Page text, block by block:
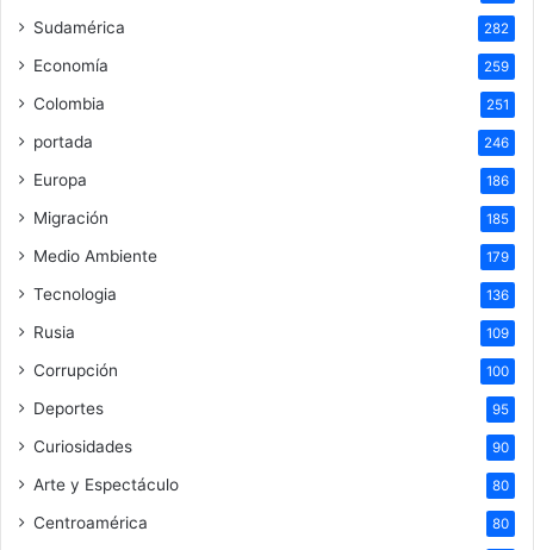
Sudamérica 282
Economía 259
Colombia 251
portada 246
Europa 186
Migración 185
Medio Ambiente 179
Tecnologia 136
Rusia 109
Corrupción 100
Deportes 95
Curiosidades 90
Arte y Espectáculo 80
Centroamérica 80